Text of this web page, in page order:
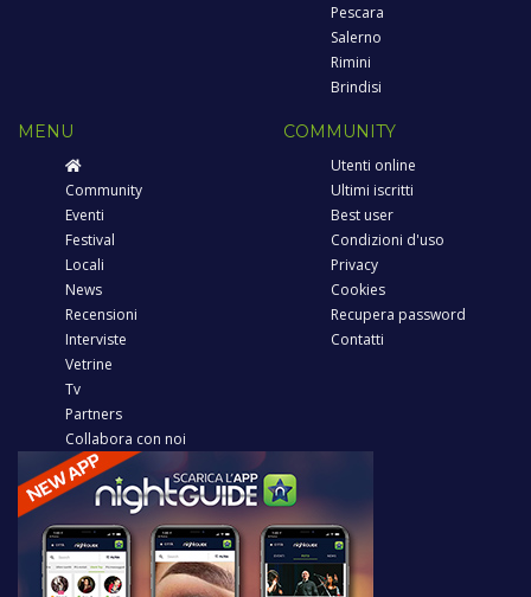
Pescara
Salerno
Rimini
Brindisi
MENU
Community
Eventi
Festival
Locali
News
Recensioni
Interviste
Vetrine
Tv
Partners
Collabora con noi
COMMUNITY
Utenti online
Ultimi iscritti
Best user
Condizioni d'uso
Privacy
Cookies
Recupera password
Contatti